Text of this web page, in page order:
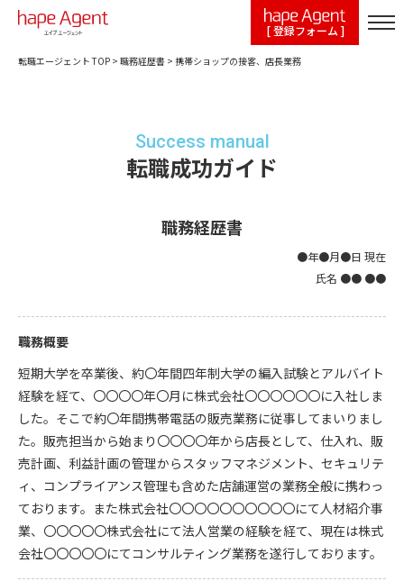
[ 登録フォーム ]
転職エージェント TOP > 職務経歴書 > 携帯ショップの接客、店長業務
Success manual
転職成功ガイド
職務経歴書
●年●月●日 現在
氏名 ●● ●●
職務概要
短期大学を卒業後、約〇年間四年制大学の編入試験とアルバイト
経験を経て、〇〇〇〇年〇月に株式会社〇〇〇〇〇〇に入社しま
した。そこで約〇年間携帯電話の販売業務に従事してまいりまし
た。販売担当から始まり〇〇〇〇年から店長として、仕入れ、販
売計画、利益計画の管理からスタッフマネジメント、セキュリテ
ィ、コンプライアンス管理も含めた店舗運営の業務全般に携わっ
ております。また株式会社〇〇〇〇〇〇〇〇〇〇にて人材紹介事
業、〇〇〇〇〇株式会社にて法人営業の経験を経て、現在は株式
会社〇〇〇〇〇にてコンサルティング業務を遂行しております。